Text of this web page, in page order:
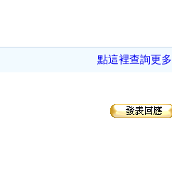
點這裡查詢更多